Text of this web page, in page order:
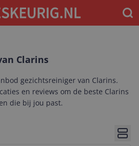
Clarins
gezichtsreiniger van Clarins.
en reviews om de beste Clarins
die bij jou past.